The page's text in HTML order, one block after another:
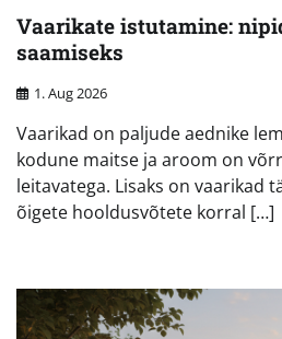
Vaarikate istutamine:
saamiseks
1. Aug 2026
Vaarikad on paljude aednike
kodune maitse ja aroom on
leitavatega. Lisaks on vaarikad
õigete hooldusvõtete korral […]